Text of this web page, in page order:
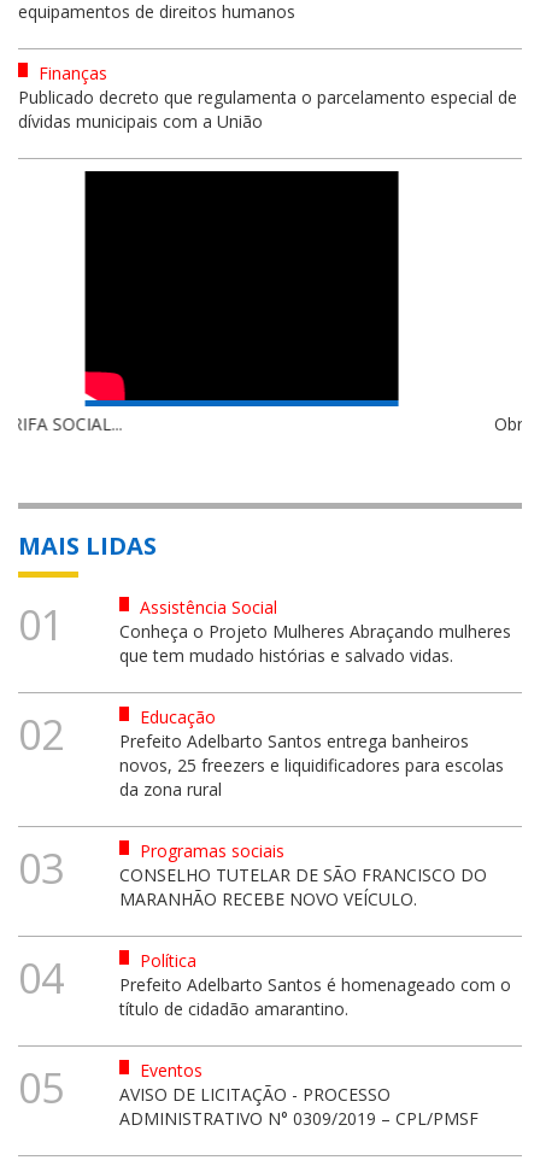
equipamentos de direitos humanos
Finanças
Publicado decreto que regulamenta o parcelamento especial de
dívidas municipais com a União
Obras em São Francisco do MA ...
MAIS LIDAS
01
Assistência Social
Conheça o Projeto Mulheres Abraçando mulheres
que tem mudado histórias e salvado vidas.
02
Educação
Prefeito Adelbarto Santos entrega banheiros
novos, 25 freezers e liquidificadores para escolas
da zona rural
03
Programas sociais
CONSELHO TUTELAR DE SÃO FRANCISCO DO
MARANHÃO RECEBE NOVO VEÍCULO.
04
Política
Prefeito Adelbarto Santos é homenageado com o
título de cidadão amarantino.
05
Eventos
AVISO DE LICITAÇÃO - PROCESSO
ADMINISTRATIVO N° 0309/2019 – CPL/PMSF